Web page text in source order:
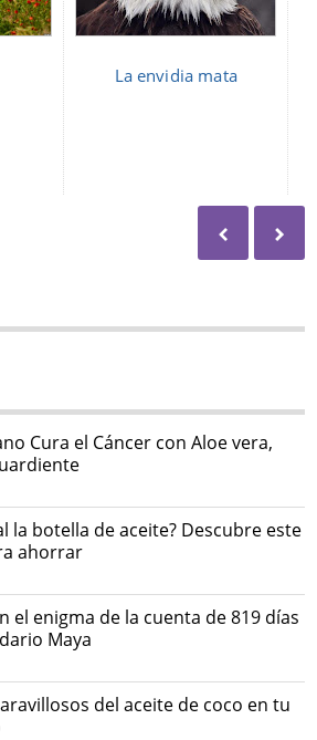
La envidia mata
Cura el Cáncer con Aloe vera,
la botella de aceite? Descubre este
ahorrar
el enigma de la cuenta de 819 días
Maya
del aceite de coco en tu